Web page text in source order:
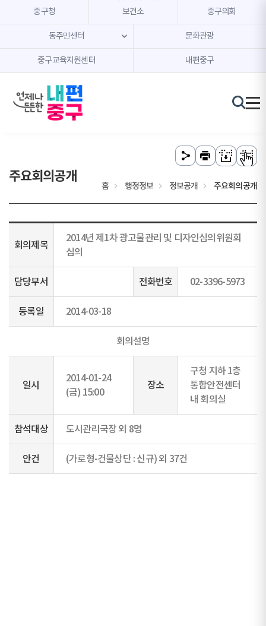
본문 내용 바로가기
주메뉴 바로가기
중구청 보건소 중구의회
동주민센터 문화관광
중구교육지원센터 내편중구
주요회의공개
홈 행정정보 정보공개 주요회의공개
회의제목
2014년 제1차 광고물관리 및 디자인심의위원회
심의
담당부서 전화번호 02-3396-5973
등록일 2014-03-18
회의설명
일시
2014-01-24
(금) 15:00
장소
구청 지하 1층
통합안전센터
내 회의실
참석대상 도시관리국장 외 8명
안건 (가로형-건물상단 : 신규) 외 37건